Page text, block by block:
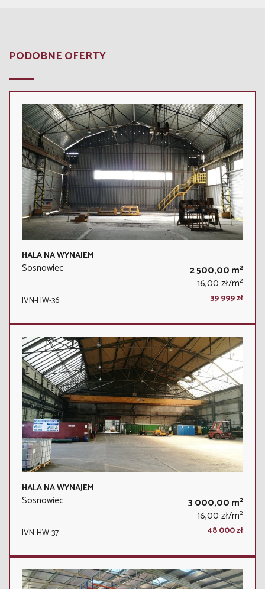
PODOBNE OFERTY
HALA NA WYNAJEM
Sosnowiec 2 500,00 m2
16,00 zł/m2
IVN-HW-36 39 999 zł
HALA NA WYNAJEM
Sosnowiec 3 000,00 m2
16,00 zł/m2
IVN-HW-37 48 000 zł